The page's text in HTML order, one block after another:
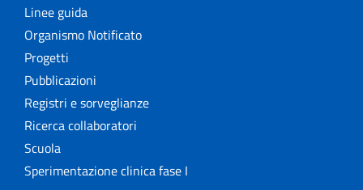
Linee guida
Organismo Notificato
Progetti
Pubblicazioni
Registri e sorveglianze
Ricerca collaboratori
Scuola
Sperimentazione clinica fase I